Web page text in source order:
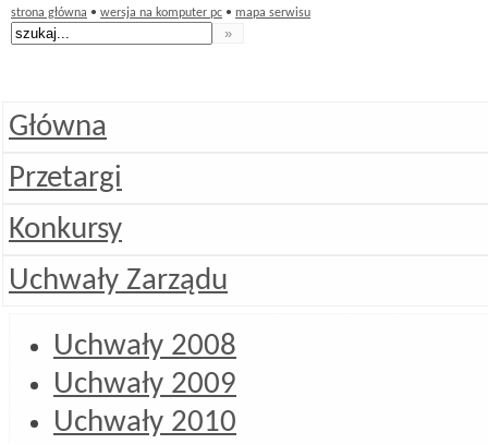
strona główna • wersja na komputer pc • mapa serwisu
Główna
Przetargi
Konkursy
Uchwały Zarządu
Uchwały 2008
Uchwały 2009
Uchwały 2010